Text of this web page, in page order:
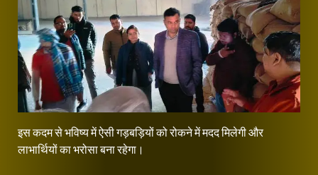
इस कदम से भविष्य में ऐसी गड़बड़ियों को रोकने में मदद मिलेगी और
लाभार्थियों का भरोसा बना रहेगा।